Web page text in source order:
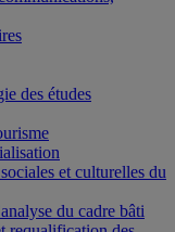
des études
et culturelles du
du cadre bâti